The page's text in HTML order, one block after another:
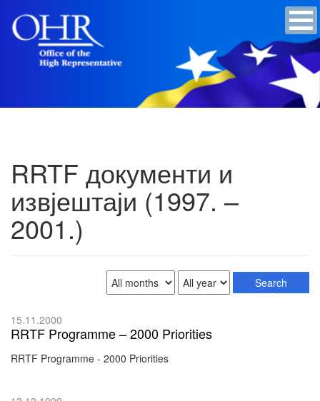
RRTF документи и
извјештаји (1997. –
2001.)
15.11.2000
RRTF Programme – 2000 Priorities
RRTF Programme - 2000 Priorities